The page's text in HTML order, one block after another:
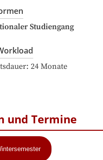
Studiengang
: 24 Monate
und Termine